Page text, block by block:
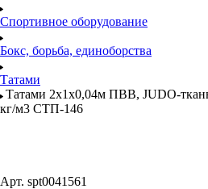
Спортивное оборудование
Бокс, борьба, единоборства
Татами
Татами 2х1х0,04м ПВВ, JUDO-
кг/м3 СТП-146
Арт. spt0041561